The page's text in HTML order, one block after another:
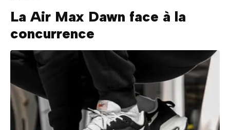
La Air Max Dawn face à la
concurrence